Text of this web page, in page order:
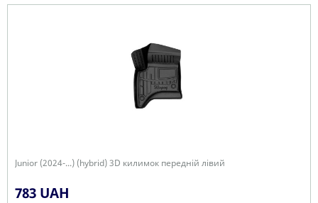
Junior (2024-...) (hybrid) 3D килимок передній лівий
783 UAH